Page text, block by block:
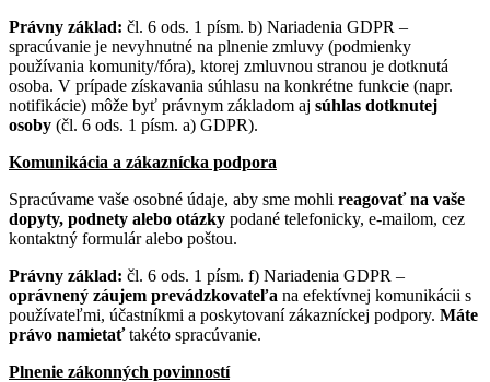
Právny základ: čl. 6 ods. 1 písm. b) Nariadenia GDPR –
spracúvanie je nevyhnutné na plnenie zmluvy (podmienky
používania komunity/fóra), ktorej zmluvnou stranou je dotknutá
osoba. V prípade získavania súhlasu na konkrétne funkcie (napr.
notifikácie) môže byť právnym základom aj súhlas dotknutej
osoby (čl. 6 ods. 1 písm. a) GDPR).
Komunikácia a zákaznícka podpora
Spracúvame vaše osobné údaje, aby sme mohli reagovať na vaše
dopyty, podnety alebo otázky podané telefonicky, e-mailom, cez
kontaktný formulár alebo poštou.
Právny základ: čl. 6 ods. 1 písm. f) Nariadenia GDPR –
oprávnený záujem prevádzkovateľa na efektívnej komunikácii s
používateľmi, účastníkmi a poskytovaní zákazníckej podpory. Máte
právo namietaťtakéto spracúvanie.
Plnenie zákonných povinností